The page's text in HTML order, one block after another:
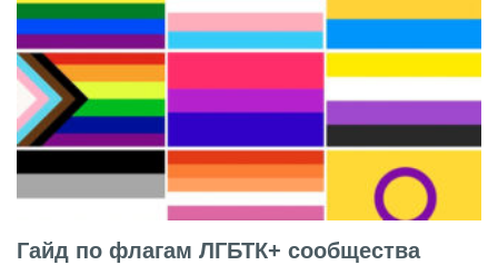
Гайд по флагам ЛГБТК+ сообщества